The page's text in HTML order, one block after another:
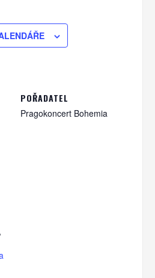
,
POŘADATEL
Pragokoncert Bohemia